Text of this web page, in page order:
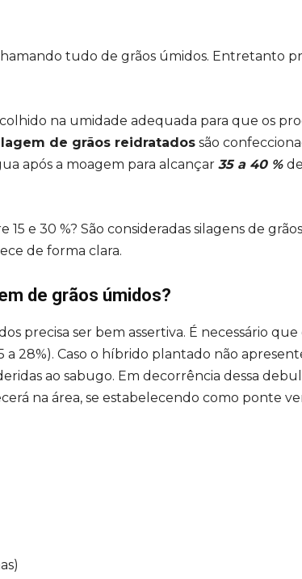
tudo de grãos úmidos. Entretanto
na umidade adequada para que os
de grãos reidratados são
após a moagem para alcançar 35 a 40 %
e 30 %? São consideradas silagens de
de forma clara.
de grãos úmidos?
precisa ser bem assertiva. É necessário que
28%). Caso o híbrido plantado não
ao sabugo. Em decorrência dessa
na área, se estabelecendo como ponte